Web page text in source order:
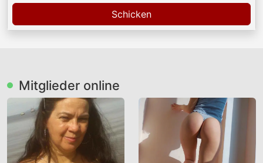
Sind Sie jünger, dann verlassen Sie diese
Website sofort!
Berücksichtigen Sie, dass diese Website
explizit sexuellen und erotischen Content wie
Fotos und Nachrichten enthält. Diese sind für
Schicken
Mitglieder online